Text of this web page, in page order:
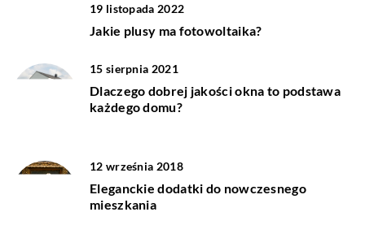
19 listopada 2022
Jakie plusy ma fotowoltaika?
15 sierpnia 2021
Dlaczego dobrej jakości okna to podstawa
każdego domu?
12 września 2018
Eleganckie dodatki do nowczesnego
mieszkania